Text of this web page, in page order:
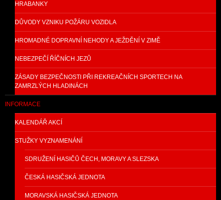
HRABANKY
DŮVODY VZNIKU POŽÁRU VOZIDLA
HROMADNÉ DOPRAVNÍ NEHODY A JEŽDĚNÍ V ZIMĚ
NEBEZPEČÍ ŘÍČNÍCH JEZŮ
ZÁSADY BEZPEČNOSTI PŘI REKREAČNÍCH SPORTECH NA
ZAMRZLÝCH HLADINÁCH
INFORMACE
KALENDÁŘ AKCÍ
STUŽKY VYZNAMENÁNÍ
SDRUŽENÍ HASIČŮ ČECH, MORAVY A SLEZSKA
ČESKÁ HASIČSKÁ JEDNOTA
MORAVSKÁ HASIČSKÁ JEDNOTA